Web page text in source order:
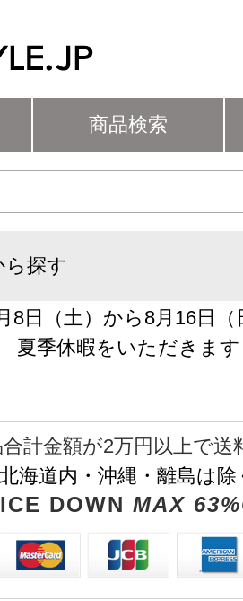
商品検索
探す
8日（土）から8月16日
夏季休暇をいただきます
計金額が2万円以上で送
北海道内・沖縄・離島は
DOWN MAX